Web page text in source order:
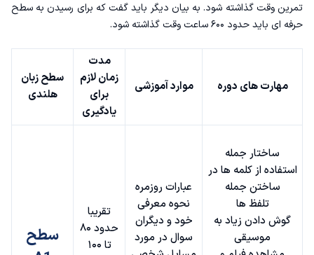
تمرین وقت گذاشته شود. به بیان دیگر باید گفت که برای رسیدن به سطح
حرفه ای باید حدود ۶۰۰ ساعت وقت گذاشته شود.
مهارت های دوره موارد آموزشی
مدت
زمان لازم
برای
یادگیری
سطح زبان
هلندی
ساختار جمله
استفاده از کلمه ها در
ساختن جمله
تلفظ ها
گوش دادن زیاد به
موسیقی
عبارات روزمره
نحوه معرفی
خود و دیگران
سوال در مورد
تقریبا
حدود ۸۰
تا ۱۰۰
سطح